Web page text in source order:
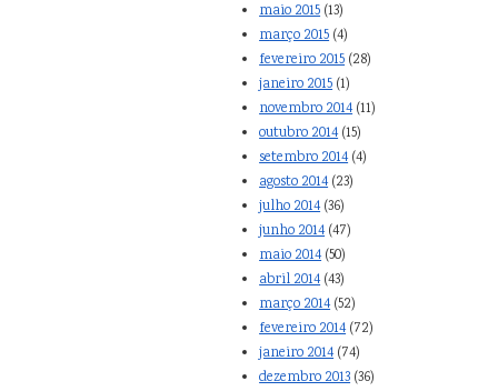
maio 2015 (13)
março 2015 (4)
fevereiro 2015 (28)
janeiro 2015 (1)
novembro 2014(11)
outubro 2014(15)
setembro 2014(4)
agosto 2014(23)
julho 2014(36)
junho 2014(47)
maio 2014(50)
abril 2014(43)
março 2014(52)
fevereiro 2014(72)
janeiro 2014(74)
dezembro 2013 (36)